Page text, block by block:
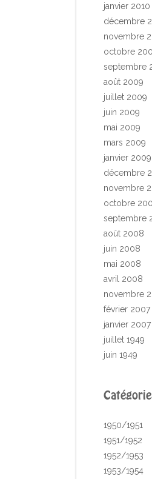
janvier 2010
décembre
novembre
octobre
septembre
août 2009
juillet 2009
juin 2009
mai 2009
mars 2009
janvier 2009
décembre
novembre
octobre
septembre
août 2008
juin 2008
mai 2008
avril 2008
novembre
février 2007
janvier 2007
juillet 1949
juin 1949
1950/1951
1951/1952
1952/1953
1953/1954